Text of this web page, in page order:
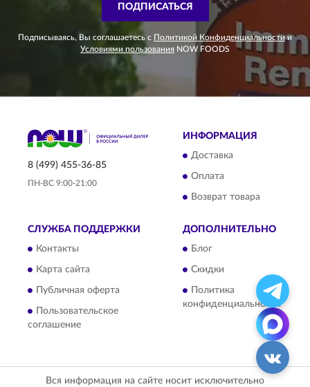
ПОДПИСАТЬСЯ
Подписываясь, Вы соглашаетесь с Политикой Конфиденциальности и
Условиями пользования NOW FOODS
8 (499) 455-36-85
ПН-ВС 9:00-21:00
ИНФОРМАЦИЯ
Доставка
Оплата
Возврат товара
СЛУЖБА ПОДДЕРЖКИ
Контакты
Карта сайта
Публичная оферта
Пользовательское
соглашение
ДОПОЛНИТЕЛЬНО
Блог
Скидки
Политика
конфиденциальности
Вся информация на сайте носит исключительно